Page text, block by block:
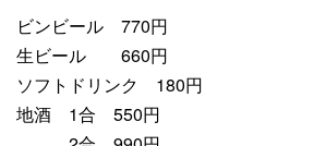
ビンビール 770円
生ビール 660円
ソフトドリンク 180円
地酒 1合 550円